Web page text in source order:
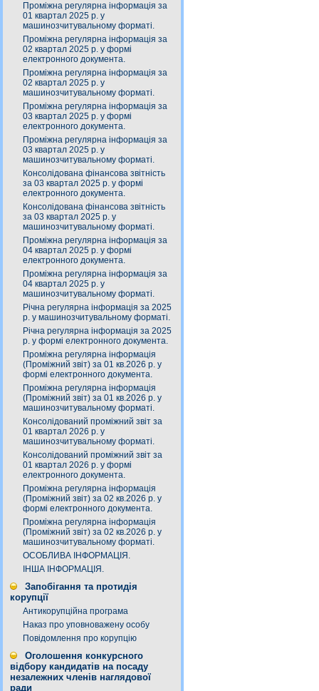
Проміжна регулярна інформація за
01 квартал 2025 р. у
машинозчитувальному форматі.
Проміжна регулярна інформація за
02 квартал 2025 р. у формі
електронного документа.
Проміжна регулярна інформація за
02 квартал 2025 р. у
машинозчитувальному форматі.
Проміжна регулярна інформація за
03 квартал 2025 р. у формі
електронного документа.
Проміжна регулярна інформація за
03 квартал 2025 р. у
машинозчитувальному форматі.
Консолідована фінансова звітність
за 03 квартал 2025 р. у формі
електронного документа.
Консолідована фінансова звітність
за 03 квартал 2025 р. у
машинозчитувальному форматі.
Проміжна регулярна інформація за
04 квартал 2025 р. у формі
електронного документа.
Проміжна регулярна інформація за
04 квартал 2025 р. у
машинозчитувальному форматі.
Річна регулярна інформація за 2025
р. у машинозчитувальному форматі.
Річна регулярна інформація за 2025
р. у формі електронного документа.
Проміжна регулярна інформація
(Проміжний звіт) за 01 кв.2026 р. у
формі електронного документа.
Проміжна регулярна інформація
(Проміжний звіт) за 01 кв.2026 р. у
машинозчитувальному форматі.
Консолідований проміжний звіт за
01 квартал 2026 р. у
машинозчитувальному форматі.
Консолідований проміжний звіт за
01 квартал 2026 р. у формі
електронного документа.
Проміжна регулярна інформація
(Проміжний звіт) за 02 кв.2026 р. у
формі електронного документа.
Проміжна регулярна інформація
(Проміжний звіт) за 02 кв.2026 р. у
машинозчитувальному форматі.
ОСОБЛИВА ІНФОРМАЦІЯ.
ІНША ІНФОРМАЦІЯ.
Запобігання та протидія
корупції
Антикорупційна програма
Наказ про уповноважену особу
Повідомлення про корупцію
Оголошення конкурсного
відбору кандидатів на посаду
незалежних членів наглядової
ради